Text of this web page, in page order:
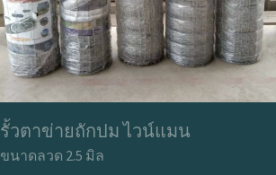
รั้วตาข่ายถักปม ไวน์แมน
ขนาดลวด 2.5 มิล